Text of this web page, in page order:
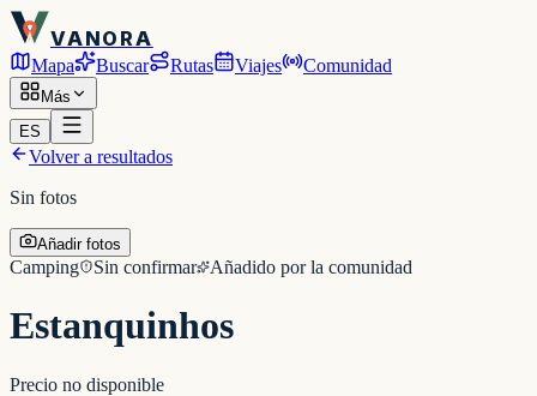
VANORA
Mapa Buscar Rutas Viajes Comunidad
Más
ES
Volver a resultados
Sin fotos
Añadir fotos
Camping Sin confirmar Añadido por la comunidad
Estanquinhos
Precio no disponible